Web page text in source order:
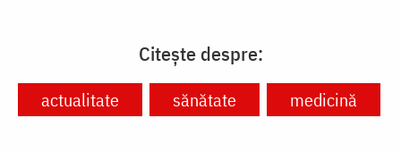
Citește despre:
actualitate sănătate medicină